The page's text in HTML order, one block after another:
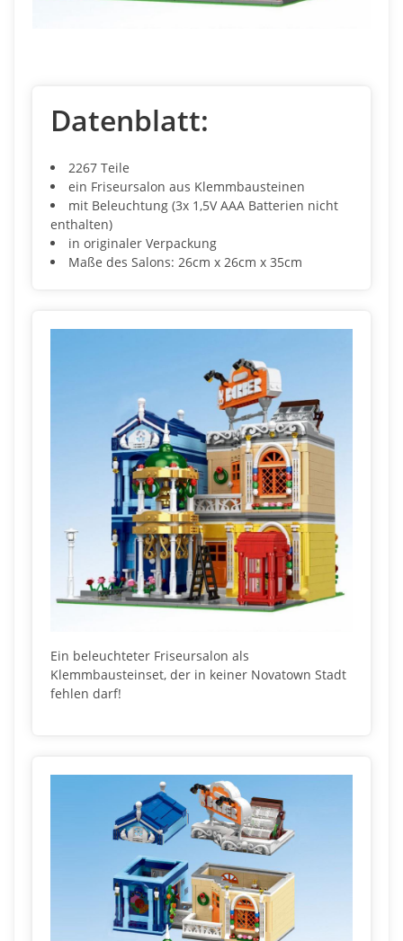
Datenblatt:
2267 Teile
ein Friseursalon aus Klemmbausteinen
mit Beleuchtung (3x 1,5V AAA Batterien nicht
enthalten)
in originaler Verpackung
Maße des Salons: 26cm x 26cm x 35cm
Ein beleuchteter Friseursalon als
Klemmbausteinset, der in keiner Novatown Stadt
fehlen darf!